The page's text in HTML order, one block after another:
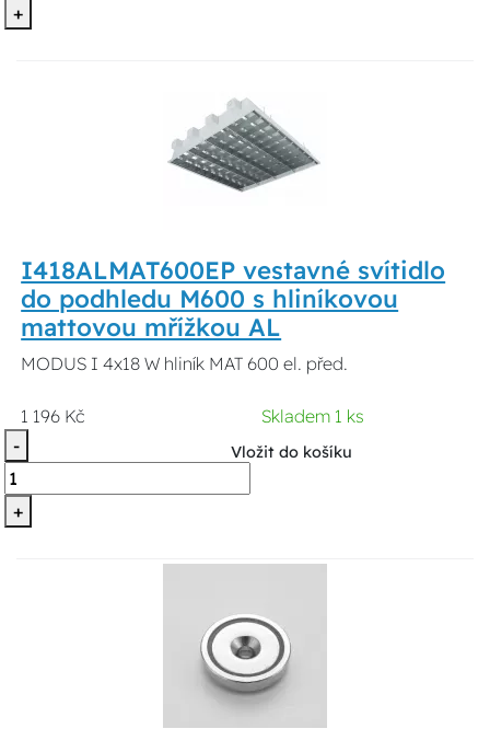
+
I418ALMAT600EP vestavné svítidlo
do podhledu M600 s hliníkovou
mattovou mřížkou AL
MODUS I 4x18 W hliník MAT 600 el. před.
1 196 Kč
Skladem 1 ks
-
+
Vložit do košíku